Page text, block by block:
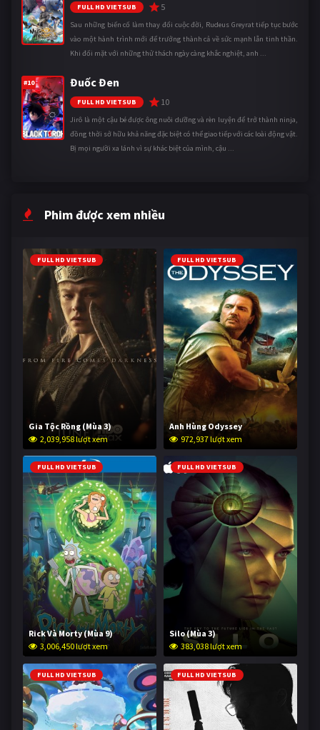
FULL HD VIETSUB 5
Sau những biến cố làm thay đổi cuộc đời, Rudeus Greyrat tiếp tục bước
vào một hành trình mới để trưởng thành cả về sức mạnh lẫn tinh thần.
Khi đối mặt với những thử thách ngày càng khắc nghiệt, anh ...
#10 Đuốc Đen
FULL HD VIETSUB 10
Jirô là một cậu bé được ông nuôi dưỡng và rèn luyện để trở thành ninja,
đồng thời sở hữu khả năng đặc biệt có thể giao tiếp với các loài động vật.
Bị mọi người xa lánh vì sự khác biệt của mình, cậu ...
Phim được xem nhiều
FULL HD VIETSUB
Gia Tộc Rồng (Mùa 3)
2,039,958 lượt xem
FULL HD VIETSUB
Anh Hùng Odyssey
972,937 lượt xem
FULL HD VIETSUB
Rick Và Morty (Mùa 9)
3,006,450 lượt xem
FULL HD VIETSUB
Silo (Mùa 3)
383,038 lượt xem
FULL HD VIETSUB FULL HD VIETSUB